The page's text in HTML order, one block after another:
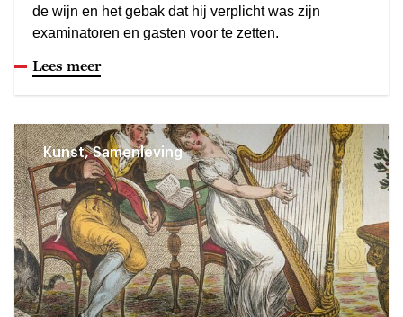
de wijn en het gebak dat hij verplicht was zijn
examinatoren en gasten voor te zetten.
Lees meer
Kunst, Samenleving